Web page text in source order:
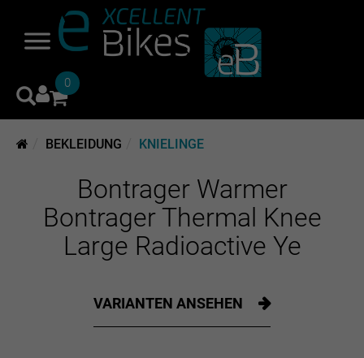
0
BEKLEIDUNG KNIELINGE
Bontrager Warmer
Bontrager Thermal Knee
Large Radioactive Ye
VARIANTEN ANSEHEN